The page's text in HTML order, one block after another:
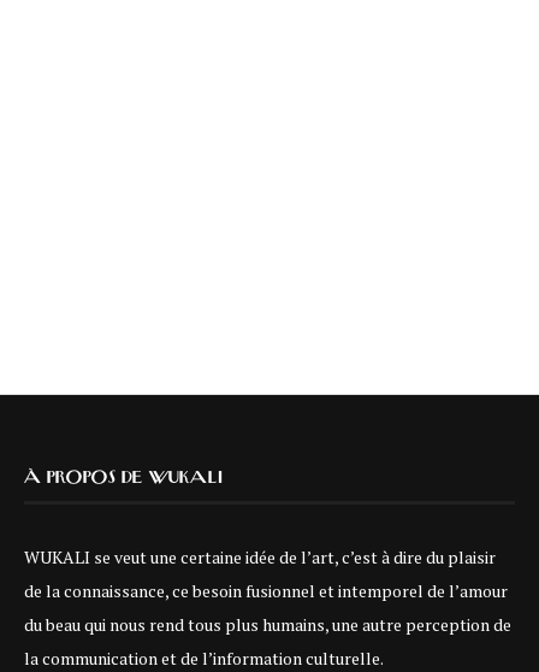
À PROPOS DE WUKALI
WUKALI se veut une certaine idée de l’art, c’est à dire du plaisir
de la connaissance, ce besoin fusionnel et intemporel de l’amour
du beau qui nous rend tous plus humains, une autre perception de
la communication et de l’information culturelle.